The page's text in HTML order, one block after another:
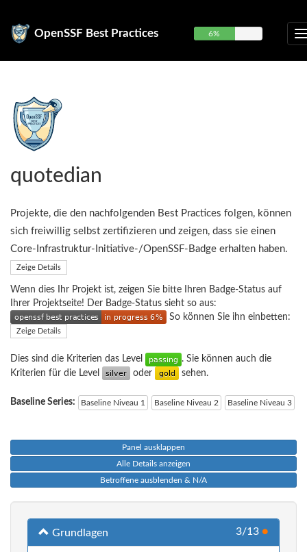
OpenSSF Best Practices 6%
quotedian
Projekte, die den nachfolgenden Best Practices folgen, können
sich freiwillig selbst zertifizieren und zeigen, dass sie einen
Core-Infrastruktur-Initiative-/OpenSSF-Badge erhalten haben.
Zeige Details
Wenn dies Ihr Projekt ist, zeigen Sie bitte Ihren Badge-Status auf
Ihrer Projektseite! Der Badge-Status sieht so aus:
So können Sie ihn einbetten:
Zeige Details
Dies sind die Kriterien das Level
. Sie können auch die
Kriterien für die Level
oder sehen.
Baseline Series: Baseline Niveau 1 Baseline Niveau 2 Baseline Niveau 3
Panel ausklappen
Alle Details anzeigen
Betroffene ausblenden & N/A
Grundlagen 3/13 ●